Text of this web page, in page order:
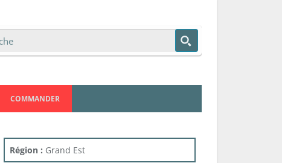
COMMANDER
Région : Grand Est